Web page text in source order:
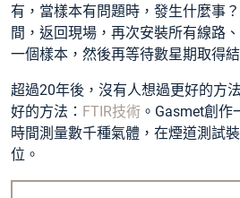
有，當樣本有問題時，發生什麼事
間，返回現場，再次安裝所有線路
一個樣本，然後再等待數星期取得結
超過20年後，沒有人想過更好的方
好的方法： FTIR技術 。Gasmet創
時間測量數千種氣體，在煙道測試
位。